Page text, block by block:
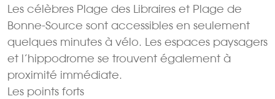
Les célèbres Plage des Libraires et Plage de
Bonne-Source sont accessibles en seulement
quelques minutes à vélo. Les espaces paysagers
et l’hippodrome se trouvent également à
proximité immédiate.
Les points forts